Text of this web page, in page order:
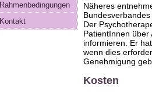
Rahmenbedingungen
Kontakt
Näheres
Der
PatientInnen
informieren. Er
wenn dies
Genehmigung
Kosten